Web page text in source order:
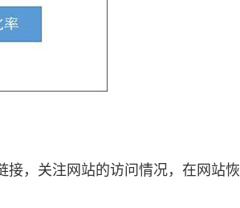
，关注网站的访问情况，在网站恢